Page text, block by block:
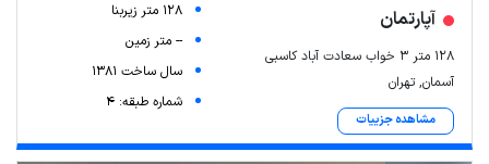
آپارتمان
۱۲۸ متر ۳ خواب سعادت آباد کاسبی
آسمان, تهران
مشاهده جزییات
128 متر زیربنا
-- متر زمین
سال ساخت 1381
شماره طبقه: 4